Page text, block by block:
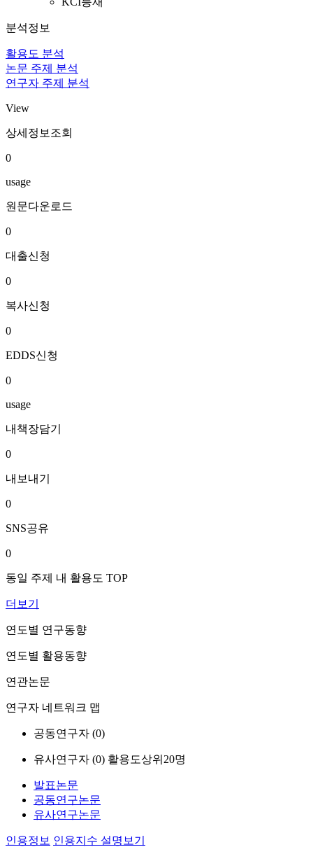
분석정보
활용도 분석
논문 주제 분석
연구자 주제 분석
View
상세정보조회
0
usage
원문다운로드
0
대출신청
0
복사신청
0
EDDS신청
0
usage
내책장담기
0
내보내기
0
SNS공유
0
동일 주제 내 활용도 TOP
더보기
연도별 연구동향
연도별 활용동향
연관논문
연구자 네트워크 맵
공동연구자 (0)
유사연구자 (0) 활용도상위20명
발표논문
공동연구논문
유사연구논문
인용정보 인용지수 설명보기